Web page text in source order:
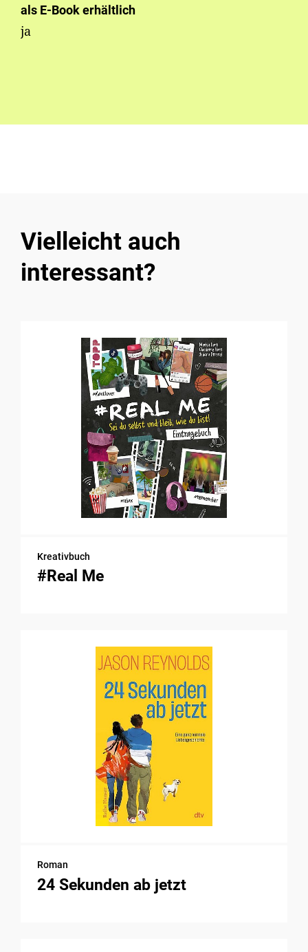
als E-Book erhältlich
ja
Vielleicht auch
interessant?
Kreativbuch
#Real Me
Roman
24 Sekunden ab jetzt